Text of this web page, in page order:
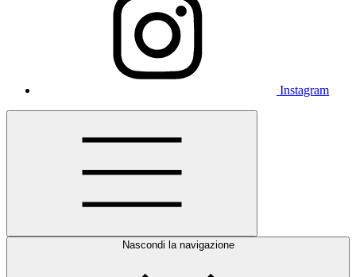
Instagram
Nascondi la navigazione